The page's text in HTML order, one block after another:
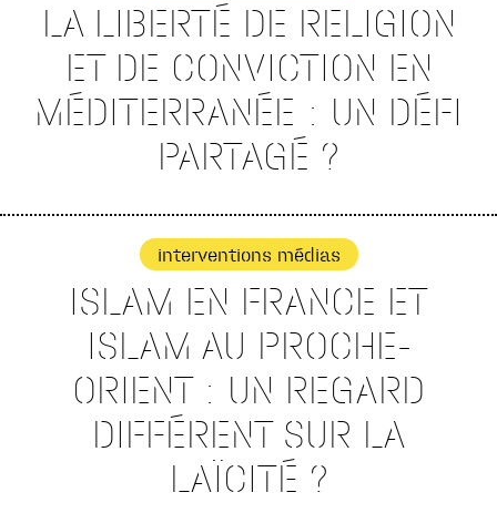
LA LIBERTÉ DE RELIGION
ET DE CONVICTION EN
MÉDITERRANÉE : UN DÉFI
PARTAGÉ ?
interventions médias
ISLAM EN FRANCE ET
ISLAM AU PROCHE-
ORIENT : UN REGARD
DIFFÉRENT SUR LA
LAÏCITÉ ?